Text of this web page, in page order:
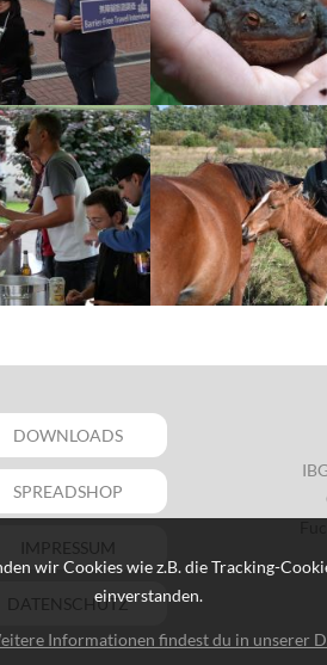
wir Cookies wie z.B. die Tracking-
einverstanden.
Informationen findest du in unserer
DOWNLOADS
SPREADSHOP
IMPRESSUM
DATENSCHUTZ